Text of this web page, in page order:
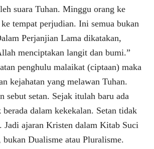
suara Tuhan. Minggu orang ke
tempat perjudian. Ini semua bukan
Perjanjian Lama dikatakan,
menciptakan langit dan bumi.”
penghulu malaikat (ciptaan) maka
kejahatan yang melawan Tuhan.
sebut setan. Sejak itulah baru ada
berada dalam kekekalan. Setan tidak
Jadi ajaran Kristen dalam Kitab Suci
bukan Dualisme atau Pluralisme.